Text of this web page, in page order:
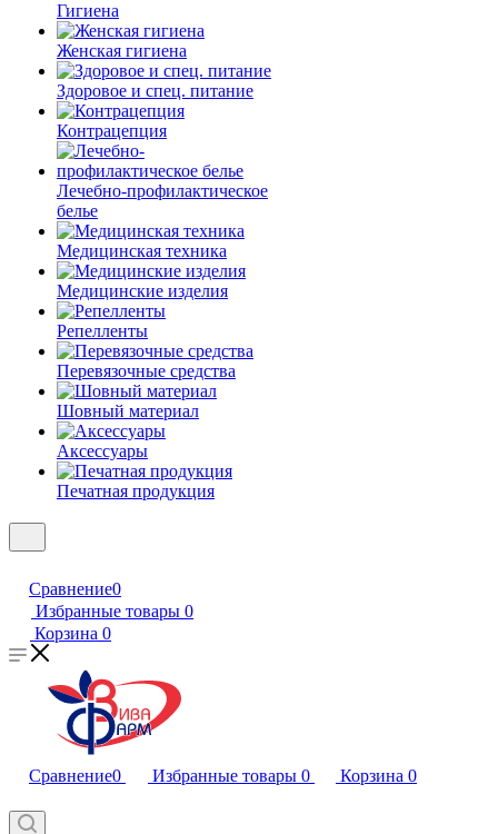
Гигиена
Женская гигиена
Здоровое и спец. питание
Контрацепция
Лечебно-профилактическое
белье
Медицинская техника
Медицинские изделия
Репелленты
Перевязочные средства
Шовный материал
Аксессуары
Печатная продукция
Сравнение0
Избранные товары 0
Корзина 0
Сравнение0 Избранные товары 0 Корзина 0